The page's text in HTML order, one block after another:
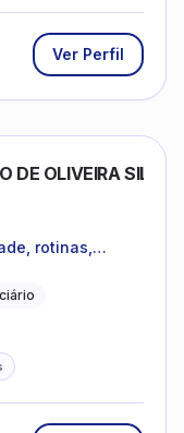
Ver Perfil
OLIVEIRA SILVA
rotinas,